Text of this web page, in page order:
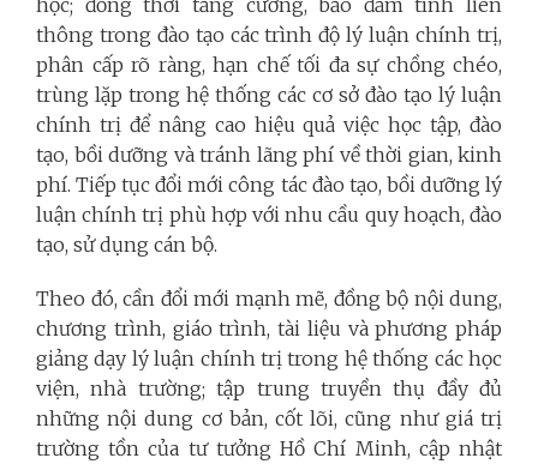
thông trong đào tạo các trình độ lý luận chính trị,
phân cấp rõ ràng, hạn chế tối đa sự chồng chéo,
trùng lặp trong hệ thống các cơ sở đào tạo lý luận
chính trị để nâng cao hiệu quả việc học tập, đào
tạo, bồi dưỡng và tránh lãng phí về thời gian, kinh
phí. Tiếp tục đổi mới công tác đào tạo, bồi dưỡng lý
luận chính trị phù hợp với nhu cầu quy hoạch, đào
tạo, sử dụng cán bộ.
Theo đó, cần đổi mới mạnh mẽ, đồng bộ nội dung,
chương trình, giáo trình, tài liệu và phương pháp
giảng dạy lý luận chính trị trong hệ thống các học
viện, nhà trường; tập trung truyền thụ đầy đủ
những nội dung cơ bản, cốt lõi, cũng như giá trị
trường tồn của tư tưởng Hồ Chí Minh, cập nhật